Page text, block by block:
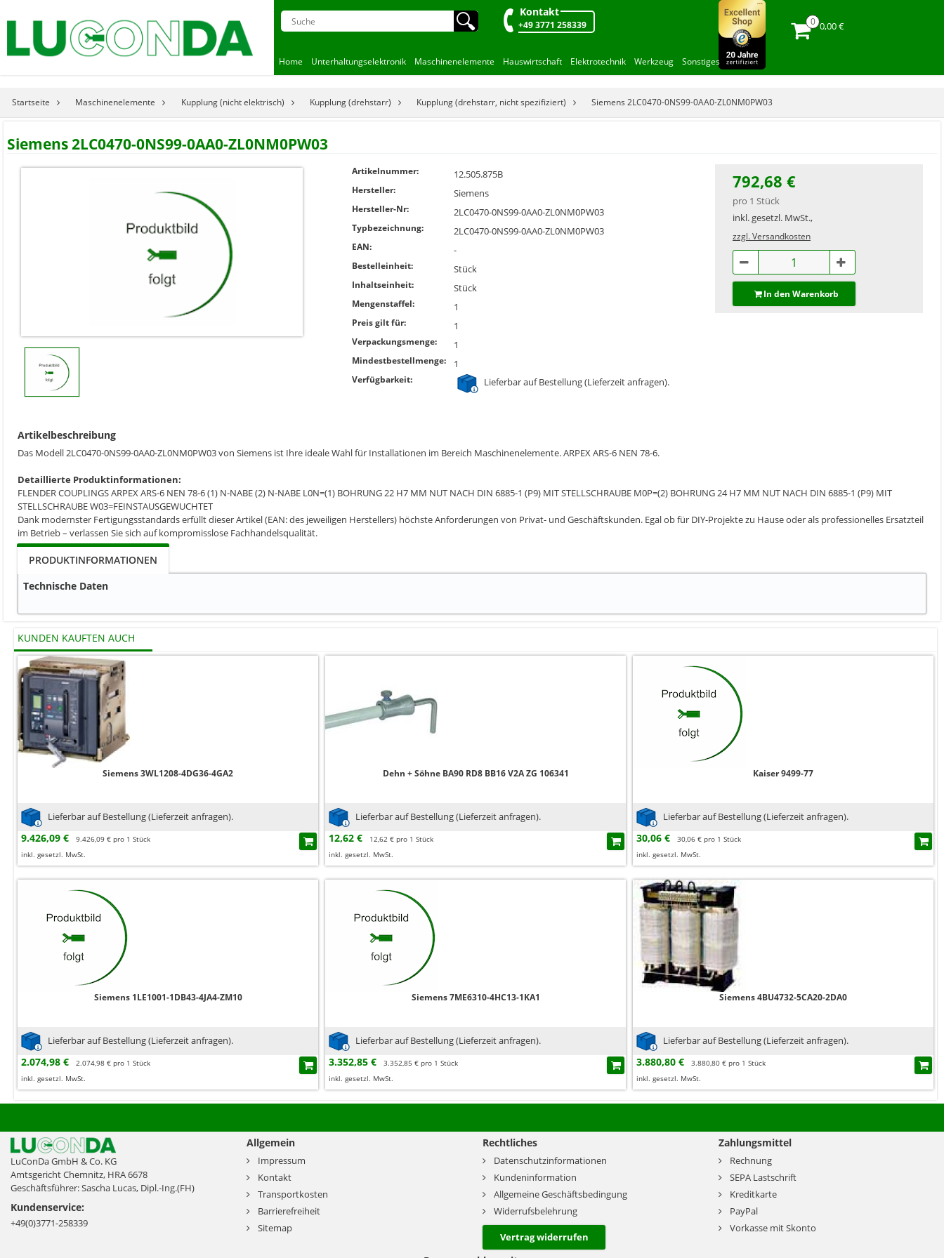
🔍︎ Kontakt
+49 3771 258339 0,00 €
Home Unterhaltungselektronik Maschinenelemente Hauswirtschaft Elektrotechnik Werkzeug Sonstiges
Startseite Maschinenelemente Kupplung (nicht elektrisch) Kupplung (drehstarr) Kupplung (drehstarr, nicht spezifiziert) Siemens 2LC0470-0NS99-0AA0-ZL0NM0PW03
Siemens 2LC0470-0NS99-0AA0-ZL0NM0PW03
Artikelnummer: 12.505.875B
Hersteller: Siemens
Hersteller-Nr: 2LC0470-0NS99-0AA0-ZL0NM0PW03
Typbezeichnung: 2LC0470-0NS99-0AA0-ZL0NM0PW03
EAN: -
Bestelleinheit: Stück
Inhaltseinheit: Stück
Mengenstaffel: 1
Preis gilt für: 1
Verpackungsmenge: 1
Mindestbestellmenge: 1
Verfügbarkeit: Lieferbar auf Bestellung (Lieferzeit anfragen).
792,68 €
pro 1 Stück
inkl. gesetzl. MwSt.,
zzgl. Versandkosten
In den Warenkorb
Artikelbeschreibung
Das Modell 2LC0470-0NS99-0AA0-ZL0NM0PW03 von Siemens ist Ihre ideale Wahl für Installationen im Bereich Maschinenelemente. ARPEX ARS-6 NEN 78-6.
Detaillierte Produktinformationen:
FLENDER COUPLINGS ARPEX ARS-6 NEN 78-6 (1) N-NABE (2) N-NABE L0N=(1) BOHRUNG 22 H7 MM NUT NACH DIN 6885-1 (P9) MIT STELLSCHRAUBE M0P=(2) BOHRUNG 24 H7 MM NUT NACH DIN 6885-1 (P9) MIT
STELLSCHRAUBE W03=FEINSTAUSGEWUCHTET
Dank modernster Fertigungsstandards erfüllt dieser Artikel (EAN: des jeweiligen Herstellers) höchste Anforderungen von Privat- und Geschäftskunden. Egal ob für DIY-Projekte zu Hause oder als professionelles Ersatzteil
im Betrieb – verlassen Sie sich auf kompromisslose Fachhandelsqualität.
PRODUKTINFORMATIONEN
Technische Daten
KUNDEN KAUFTEN AUCH
Siemens 3WL1208-4DG36-4GA2
Lieferbar auf Bestellung (Lieferzeit anfragen).
9.426,09 €
9.426,09 € pro 1 Stück
inkl. gesetzl. MwSt.
Dehn + Söhne BA90 RD8 BB16 V2A ZG 106341
Lieferbar auf Bestellung (Lieferzeit anfragen).
12,62 €
12,62 € pro 1 Stück
inkl. gesetzl. MwSt.
Kaiser 9499-77
Lieferbar auf Bestellung (Lieferzeit anfragen).
30,06 €
30,06 € pro 1 Stück
inkl. gesetzl. MwSt.
Siemens 1LE1001-1DB43-4JA4-ZM10
Lieferbar auf Bestellung (Lieferzeit anfragen).
2.074,98 €
2.074,98 € pro 1 Stück
inkl. gesetzl. MwSt.
Siemens 7ME6310-4HC13-1KA1
Lieferbar auf Bestellung (Lieferzeit anfragen).
3.352,85 €
3.352,85 € pro 1 Stück
inkl. gesetzl. MwSt.
Siemens 4BU4732-5CA20-2DA0
Lieferbar auf Bestellung (Lieferzeit anfragen).
3.880,80 €
3.880,80 € pro 1 Stück
inkl. gesetzl. MwSt.
LuConDa GmbH & Co. KG
Amtsgericht Chemnitz, HRA 6678
Geschäftsführer: Sascha Lucas, Dipl.-Ing.(FH)
Kundenservice:
+49(0)3771-258339
Allgemein
Impressum
Kontakt
Transportkosten
Barrierefreiheit
Sitemap
Rechtliches
Datenschutzinformationen
Kundeninformation
Allgemeine Geschäftsbedingung
Widerrufsbelehrung
Vertrag widerrufen
Zahlungsmittel
Rechnung
SEPA Lastschrift
Kreditkarte
PayPal
Vorkasse mit Skonto